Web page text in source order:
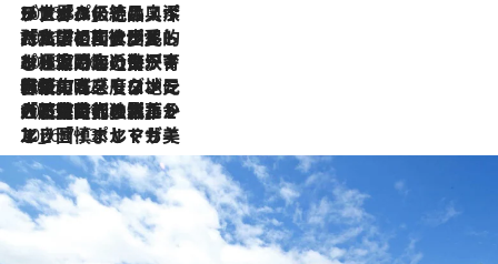
2026.8.8
リスボンの絶品スイーツ「パステル・デ・ナタ」とは？ポルトガル伝統の奥深い世界へ
2026.7.27
「私の祖国はポルトガル語です」国民的詩人フェルナンド・ペソアと、彼が愛した文学の街を歩く
2026.7.26
ポルトガル近海が育む極上の海の幸。キリリと冷えた白ワインと愉しむ、シーフード専門店の贅沢
2026.7.22
伝統の味をモダンに昇華。高感度な地元客が集う、リスボンの最旬ガストロノミー
2026.7.21
大航海時代の栄華から、震災、独裁、そして革命へ。ポルトガル・首都リスボンの石畳に刻まれた「歴史の光と影」
2026.7.13
エッセイ・ヤマザキマリ「慎ましくも美しき国 ポルトガル」